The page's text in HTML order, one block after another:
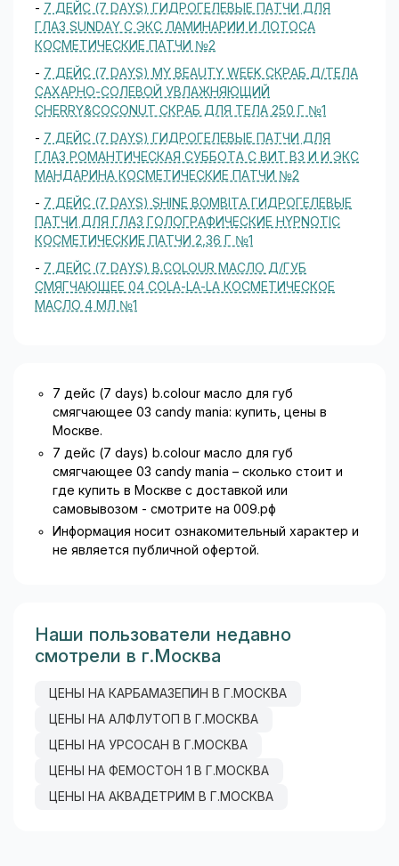
- 7 ДЕЙС (7 DAYS) ГИДРОГЕЛЕВЫЕ ПАТЧИ ДЛЯ
ГЛАЗ SUNDAY C ЭКС ЛАМИНАРИИ И ЛОТОСА
КОСМЕТИЧЕСКИЕ ПАТЧИ №2
- 7 ДЕЙС (7 DAYS) MY BEAUTY WEEK СКРАБ Д/ТЕЛА
САХАРНО-СОЛЕВОЙ УВЛАЖНЯЮЩИЙ
CHERRY&COCONUT СКРАБ ДЛЯ ТЕЛА 250 Г №1
- 7 ДЕЙС (7 DAYS) ГИДРОГЕЛЕВЫЕ ПАТЧИ ДЛЯ
ГЛАЗ РОМАНТИЧЕСКАЯ СУББОТА С ВИТ В3 И И ЭКС
МАНДАРИНА КОСМЕТИЧЕСКИЕ ПАТЧИ №2
- 7 ДЕЙС (7 DAYS) SHINE BOMBITA ГИДРОГЕЛЕВЫЕ
ПАТЧИ ДЛЯ ГЛАЗ ГОЛОГРАФИЧЕСКИЕ HYPNOTIC
КОСМЕТИЧЕСКИЕ ПАТЧИ 2,36 Г №1
- 7 ДЕЙС (7 DAYS) B.COLOUR МАСЛО Д/ГУБ
СМЯГЧАЮЩЕЕ 04 COLA-LA-LA КОСМЕТИЧЕСКОЕ
МАСЛО 4 МЛ №1
7 дейс (7 days) b.colour масло для губ
смягчающее 03 candy mania: купить, цены в
Москве.
7 дейс (7 days) b.colour масло для губ
смягчающее 03 candy mania – сколько стоит и
где купить в Москве с доставкой или
самовывозом - смотрите на 009.рф
Информация носит ознакомительный характер и
не является публичной офертой.
Наши пользователи недавно
смотрели в г.Москва
ЦЕНЫ НА КАРБАМАЗЕПИН В Г.МОСКВА
ЦЕНЫ НА АЛФЛУТОП В Г.МОСКВА
ЦЕНЫ НА УРСОСАН В Г.МОСКВА
ЦЕНЫ НА ФЕМОСТОН 1 В Г.МОСКВА
ЦЕНЫ НА АКВАДЕТРИМ В Г.МОСКВА